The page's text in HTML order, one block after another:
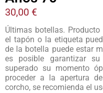
30,00 €
Últimas botellas.
el tapón o la etiqueta
de la botella puede estar
es posible garantizar
superado su momento
proceder a la apertura
corcho, se recomienda el